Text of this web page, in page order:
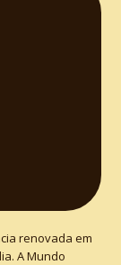
renovada em
A Mundo